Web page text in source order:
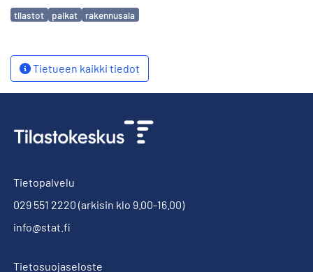
Avainsanat
tilastot palkat rakennusala
Tietueen kaikki tiedot
Tietopalvelu
029 551 2220 (arkisin klo 9.00-16.00)
info@stat.fi
Tietosuojaseloste